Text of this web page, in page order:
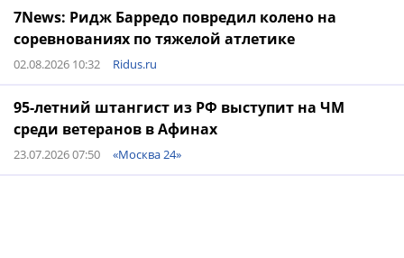
7News: Ридж Барредо повредил колено на
соревнованиях по тяжелой атлетике
02.08.2026 10:32 Ridus.ru
95-летний штангист из РФ выступит на ЧМ
среди ветеранов в Афинах
23.07.2026 07:50 «Москва 24»